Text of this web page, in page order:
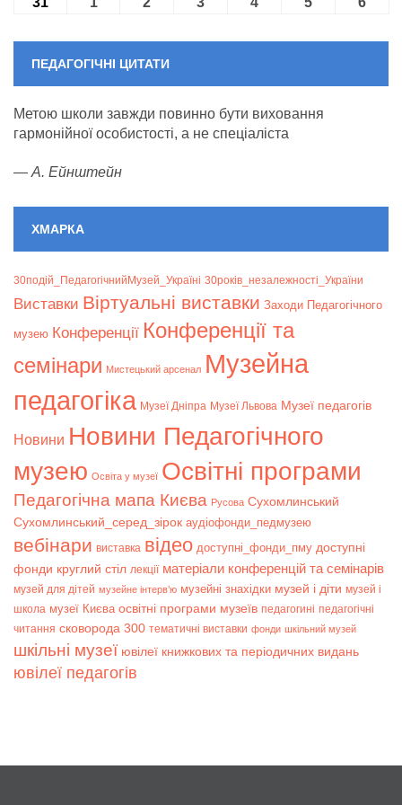
ПЕДАГОГІЧНІ ЦИТАТИ
Метою школи завжди повинно бути виховання
гармонійної особистості, а не спеціаліста
— А. Ейнштейн
ХМАРКА
30подій_ПедагогічнийМузей_Україні 30років_незалежності_України
Bиставки Віртуальні виставки Заходи Педагогічного
музею Конференції Конференції та
семінари Мистецький арсенал Музейна
педагогіка Музеї Дніпра Музеї Львова Музеї педагогів
Новини Новини Педагогічного
музею Освіта у музеї Освітні програми
Педагогічна мапа Києва Русова Сухомлинський
Сухомлинський_серед_зірок аудіофонди_педмузею
вебінари виставка відео доступні_фонди_пму доступні
фонди круглий стіл лекції матеріали конференцій та семінарів
музей для дітей музейне інтерв’ю музейні знахідки музей і діти музей і
школа музеї Києва освітні програми музеїв педагогині педагогічні
читання сковорода 300 тематичні виставки фонди шкільний музей
шкільні музеї ювілеї книжкових та періодичних видань
ювілеї педагогів